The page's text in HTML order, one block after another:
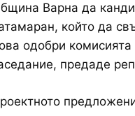
Варна да
който да
одобри
предаде